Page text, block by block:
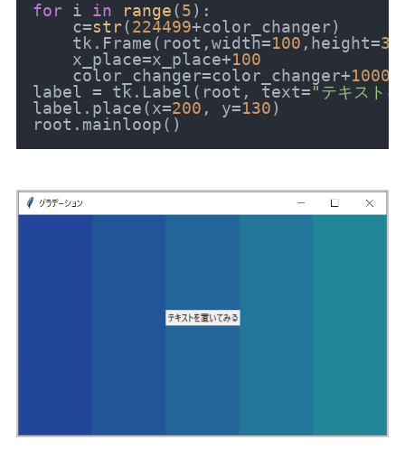
for i in range(5):
    c=
str(224499+color_changer)
    tk.Frame(root,width=
100 ,height=
    x_place=x_place+
100
    color_changer=color_changer+
1000
label = tk.Label(root, text="テキスト
label.place(x=200 , y=130)